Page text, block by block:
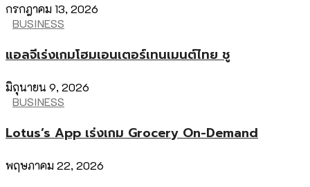
กรกฎาคม 13, 2026
BUSINESS
แอลจีเร่งเกมโฮมเอนเตอร์เทนเมนต์ไทย ชู
มิถุนายน 9, 2026
BUSINESS
Lotus’s App เร่งเกม Grocery On-Demand
พฤษภาคม 22, 2026